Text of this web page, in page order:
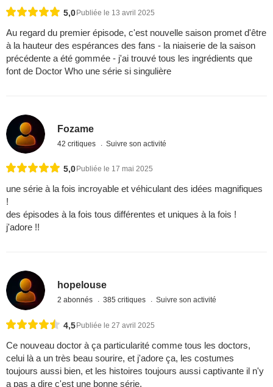
5,0 Publiée le 13 avril 2025
Au regard du premier épisode, c'est nouvelle saison promet d'être
à la hauteur des espérances des fans - la niaiserie de la saison
précédente a été gommée - j'ai trouvé tous les ingrédients que
font de Doctor Who une série si singulière
Fozame
42 critiques Suivre son activité
5,0 Publiée le 17 mai 2025
une série à la fois incroyable et véhiculant des idées magnifiques
!
des épisodes à la fois tous différentes et uniques à la fois !
j'adore !!
hopelouse
2 abonnés 385 critiques Suivre son activité
4,5Publiée le 27 avril 2025
Ce nouveau doctor à ça particularité comme tous les doctors,
celui là a un très beau sourire, et j'adore ça, les costumes
toujours aussi bien, et les histoires toujours aussi captivante il n'y
a pas a dire c'est une bonne série.